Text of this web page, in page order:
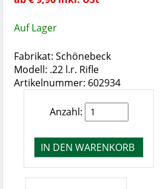
Auf Lager
Fabrikat: Schönebeck
Modell: .22 l.r. Rifle
Artikelnummer: 602934
Anzahl: